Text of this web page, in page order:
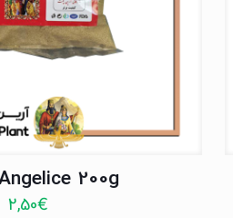
200g
2,50€